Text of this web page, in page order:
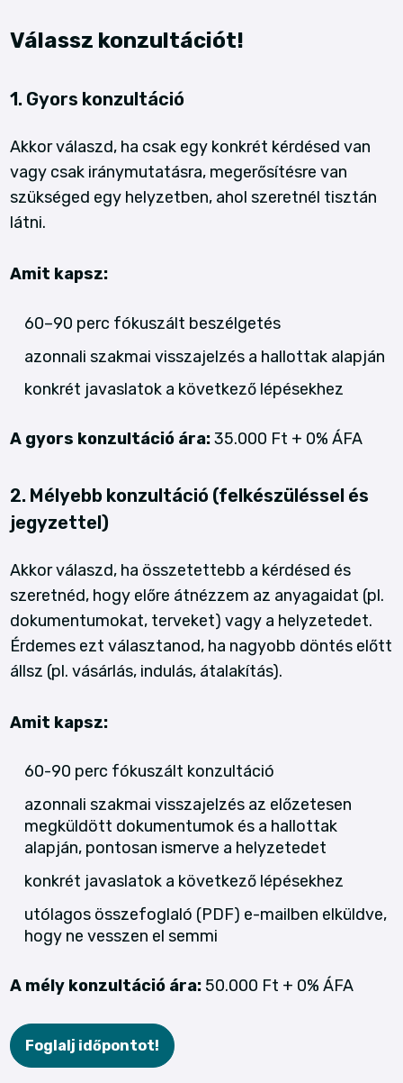
Válassz konzultációt!
1. Gyors konzultáció
Akkor válaszd, ha csak egy konkrét kérdésed van
vagy csak iránymutatásra, megerősítésre van
szükséged egy helyzetben, ahol szeretnél tisztán
látni.
Amit kapsz:
60–90 perc fókuszált beszélgetés
azonnali szakmai visszajelzés a hallottak alapján
konkrét javaslatok a következő lépésekhez
A gyors konzultáció ára:35.000 Ft + 0% ÁFA
2. Mélyebb konzultáció (felkészüléssel és
jegyzettel)
Akkor válaszd, ha összetettebb a kérdésed és
szeretnéd, hogy előre átnézzem az anyagaidat (pl.
dokumentumokat, terveket) vagy a helyzetedet.
Érdemes ezt választanod, ha nagyobb döntés előtt
állsz (pl. vásárlás, indulás, átalakítás).
Amit kapsz:
60-90 perc fókuszált konzultáció
azonnali szakmai visszajelzés az előzetesen
megküldött dokumentumok és a hallottak
alapján, pontosan ismerve a helyzetedet
konkrét javaslatok a következő lépésekhez
utólagos összefoglaló (PDF) e-mailben elküldve,
hogy ne vesszen el semmi
A mély konzultáció ára: 50.000 Ft + 0% ÁFA
Foglalj időpontot!